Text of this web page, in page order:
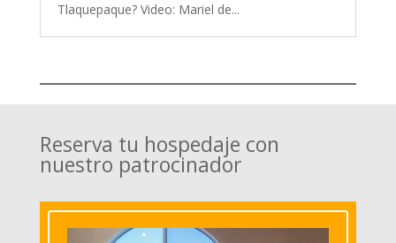
Tlaquepaque? Video: Mariel de...
Reserva tu hospedaje con
nuestro patrocinador